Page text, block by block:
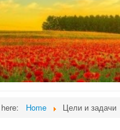
Home Цели и задачи